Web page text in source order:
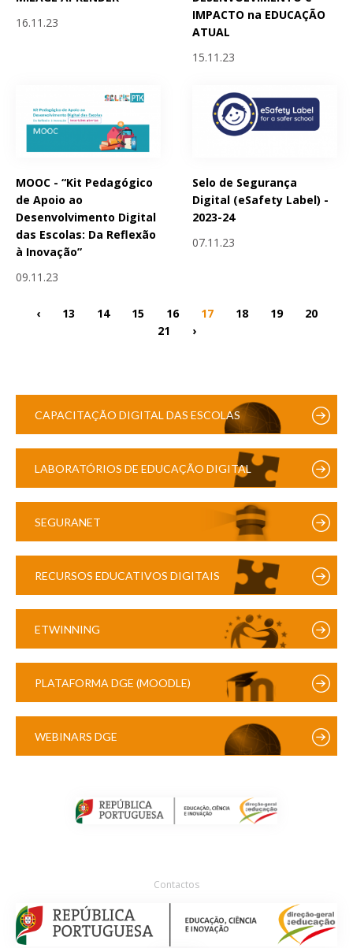
16.11.23
IMPACTO na EDUCAÇÃO
ATUAL
15.11.23
MOOC - “Kit Pedagógico
de Apoio ao
Desenvolvimento Digital
das Escolas: Da Reflexão
à Inovação”
09.11.23
Selo de Segurança
Digital (eSafety Label) -
2023-24
07.11.23
‹ 13 14 15 16 17 18 19
20
21
›
CAPACITAÇÃO DIGITAL DAS ESCOLAS
LABORATÓRIOS DE EDUCAÇÃO DIGITAL
SEGURANET
RECURSOS EDUCATIVOS DIGITAIS
ETWINNING
PLATAFORMA DGE (MOODLE)
WEBINARS DGE
Contactos